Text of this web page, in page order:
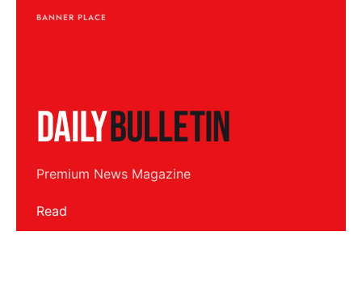
BANNER PLACE
Premium News Magazine
Read